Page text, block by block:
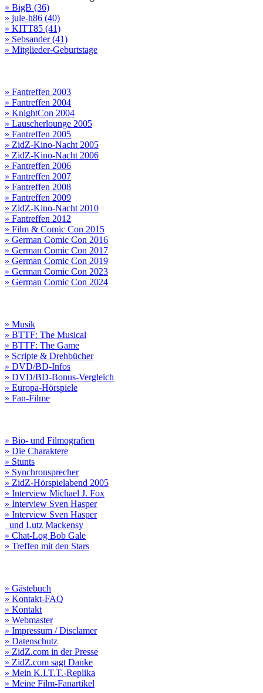
» BigB (36)
» jule-h86 (40)
» KITT85 (41)
» Sebsander (41)
» Mitglieder-Geburtstage
» Fantreffen 2003
» Fantreffen 2004
» KnightCon 2004
» Lauscherlounge 2005
» Fantreffen 2005
» ZidZ-Kino-Nacht 2005
» ZidZ-Kino-Nacht 2006
» Fantreffen 2006
» Fantreffen 2007
» Fantreffen 2008
» Fantreffen 2009
» ZidZ-Kino-Nacht 2010
» Fantreffen 2012
» Film & Comic Con 2015
» German Comic Con 2016
» German Comic Con 2017
» German Comic Con 2019
» German Comic Con 2023
» German Comic Con 2024
» Musik
» BTTF: The Musical
» BTTF: The Game
» Scripte & Drehbücher
» DVD/BD-Infos
» DVD/BD-Bonus-Vergleich
» Europa-Hörspiele
» Fan-Filme
» Bio- und Filmografien
» Die Charaktere
» Stunts
» Synchronsprecher
» ZidZ-Hörspielabend 2005
» Interview Michael J. Fox
» Interview Sven Hasper
» Interview Sven Hasper
und Lutz Mackensy
» Chat-Log Bob Gale
» Treffen mit den Stars
» Gästebuch
» Kontakt-FAQ
» Kontakt
» Webmaster
» Impressum / Disclamer
» Datenschutz
» ZidZ.com in der Presse
» ZidZ.com sagt Danke
» Mein K.I.T.T.-Replika
» Meine Film-Fanartikel